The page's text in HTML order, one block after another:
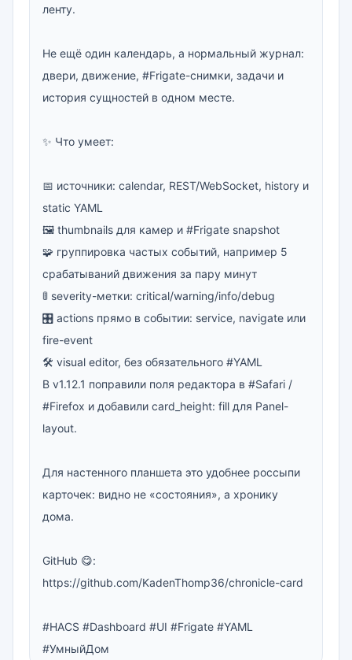
ленту.
Не ещё один календарь, а нормальный журнал:
двери, движение, #Frigate-снимки, задачи и
история сущностей в одном месте.
✨ Что умеет:
📅 источники: calendar, REST/WebSocket, history и
static YAML
🖼 thumbnails для камер и #Frigate snapshot
🧩 группировка частых событий, например 5
срабатываний движения за пару минут
🚦 severity-метки: critical/warning/info/debug
🎛 actions прямо в событии: service, navigate или
fire-event
🛠 visual editor, без обязательного #YAML
В v1.12.1 поправили поля редактора в #Safari /
#Firefox и добавили card_height: fill для Panel-
layout.
Для настенного планшета это удобнее россыпи
карточек: видно не «состояния», а хронику
дома.
GitHub 😋:
https://github.com/KadenThomp36/chronicle-card
#HACS #Dashboard #UI #Frigate #YAML
#УмныйДом